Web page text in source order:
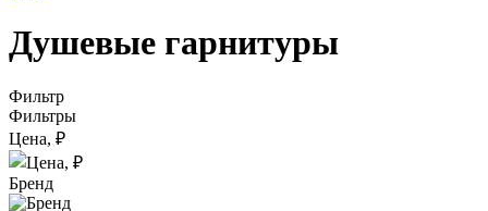
Душевые гарнитуры
Фильтр
Фильтры
Цена, ₽
Бренд